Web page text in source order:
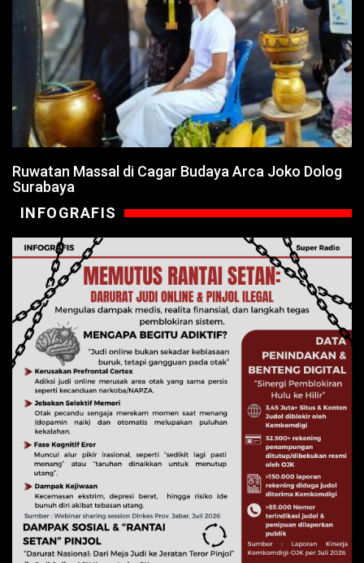
Ruwatan Massal di Cagar Budaya Arca Joko Dolog
Surabaya
INFOGRAFIS